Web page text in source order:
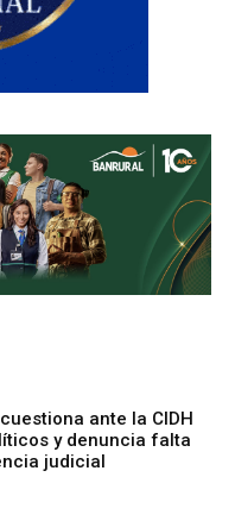
ante la CIDH
y denuncia falta
judicial